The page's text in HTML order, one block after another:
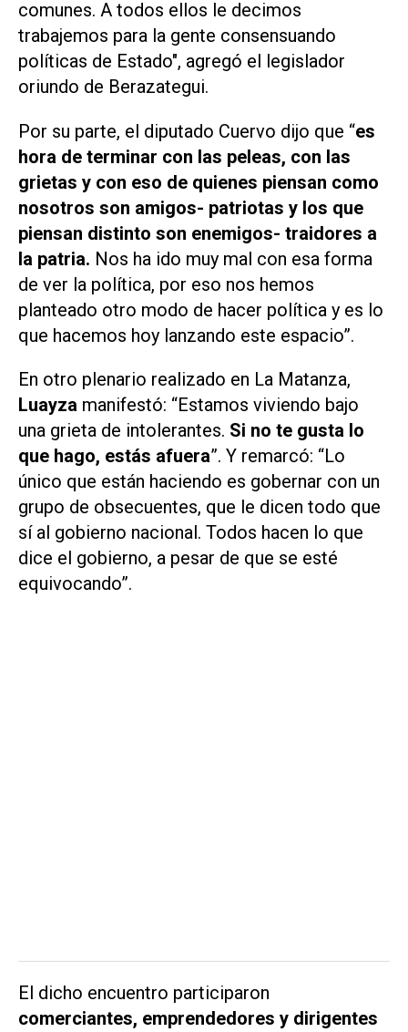
comunes. A todos ellos le decimos
trabajemos para la gente consensuando
políticas de Estado", agregó el legislador
oriundo de Berazategui.
Por su parte, el diputado Cuervo dijo que “es
hora de terminar con las peleas, con las
grietas y con eso de quienes piensan como
nosotros son amigos- patriotas y los que
piensan distinto son enemigos- traidores a
la patria. Nos ha ido muy mal con esa forma
de ver la política, por eso nos hemos
planteado otro modo de hacer política y es lo
que hacemos hoy lanzando este espacio”.
En otro plenario realizado en La Matanza,
Luayza manifestó: “Estamos viviendo bajo
una grieta de intolerantes. Si no te gusta lo
que hago, estás afuera”. Y remarcó: “Lo
único que están haciendo es gobernar con un
grupo de obsecuentes, que le dicen todo que
sí al gobierno nacional. Todos hacen lo que
dice el gobierno, a pesar de que se esté
equivocando”.
El dicho encuentro participaron
comerciantes, emprendedores y dirigentes